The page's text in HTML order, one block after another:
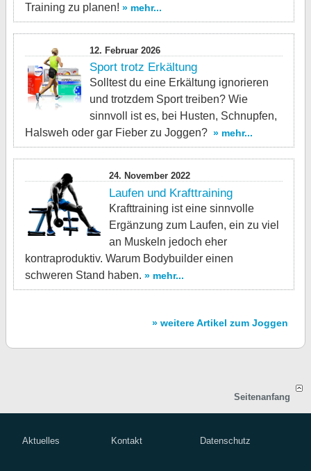
Training zu planen! » mehr...
12. Februar 2026
Sport trotz Erkältung
Solltest du eine Erkältung ignorieren
und trotzdem Sport treiben? Wie
sinnvoll ist es, bei Husten, Schnupfen,
Halsweh oder gar Fieber zu Joggen? » mehr...
24. November 2022
Laufen und Krafttraining
Krafttraining ist eine sinnvolle
Ergänzung zum Laufen, ein zu viel
an Muskeln jedoch eher
kontraproduktiv. Warum Bodybuilder einen
schweren Stand haben. » mehr...
» weitere Artikel zum Joggen
Seitenanfang
Aktuelles Kontakt Datenschutz